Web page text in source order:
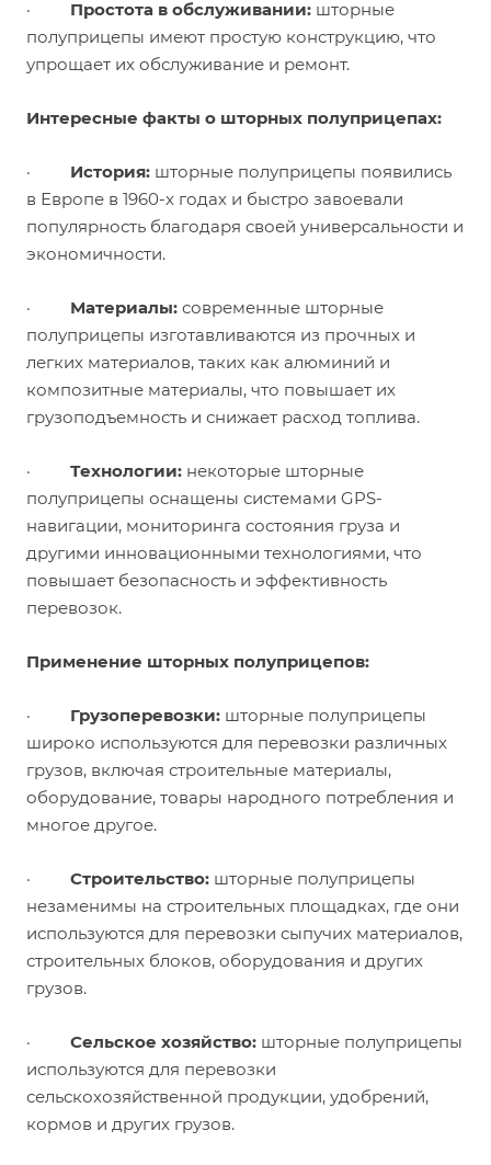
· Простота в обслуживании: шторные
полуприцепы имеют простую конструкцию, что
упрощает их обслуживание и ремонт.
Интересные факты о шторных полуприцепах:
· История: шторные полуприцепы появились
в Европе в 1960-х годах и быстро завоевали
популярность благодаря своей универсальности и
экономичности.
· Материалы: современные шторные
полуприцепы изготавливаются из прочных и
легких материалов, таких как алюминий и
композитные материалы, что повышает их
грузоподъемность и снижает расход топлива.
· Технологии: некоторые шторные
полуприцепы оснащены системами GPS-
навигации, мониторинга состояния груза и
другими инновационными технологиями, что
повышает безопасность и эффективность
перевозок.
Применение шторных полуприцепов:
· Грузоперевозки: шторные полуприцепы
широко используются для перевозки различных
грузов, включая строительные материалы,
оборудование, товары народного потребления и
многое другое.
· Строительство: шторные полуприцепы
незаменимы на строительных площадках, где они
используются для перевозки сыпучих материалов,
строительных блоков, оборудования и других
грузов.
· Сельское хозяйство: шторные полуприцепы
используются для перевозки
сельскохозяйственной продукции, удобрений,
кормов и других грузов.